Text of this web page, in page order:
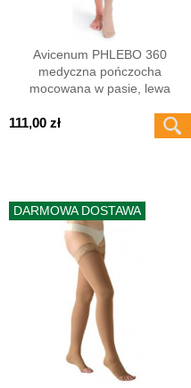
Avicenum PHLEBO 360
medyczna pończocha
mocowana w pasie, lewa
111,00 zł
DARMOWA DOSTAWA